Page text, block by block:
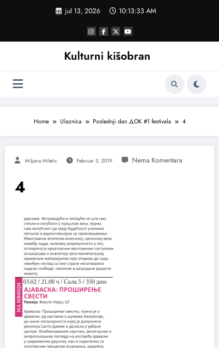
jul 13, 2026 10:13:34 AM
Kulturni kišobran
Home Ulaznica Poslednji dan ДОК #1 festivala 4
Miljana Miletic Februar 3, 2019
4